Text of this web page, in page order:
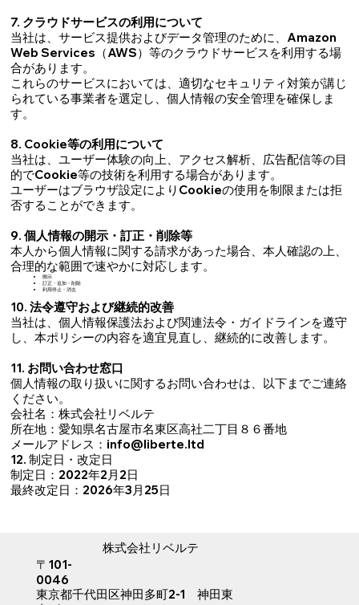
7. クラウドサービスの利用について
当社は、サービス提供およびデータ管理のために、Amazon
Web Services（AWS）等のクラウドサービスを利用する場
合があります。
これらのサービスにおいては、適切なセキュリティ対策が講じ
られている事業者を選定し、個人情報の安全管理を確保しま
す。
8. Cookie等の利用について
当社は、ユーザー体験の向上、アクセス解析、広告配信等の目
的でCookie等の技術を利用する場合があります。
ユーザーはブラウザ設定によりCookieの使用を制限または拒
否することができます。
9. 個人情報の開示・訂正・削除等
本人から個人情報に関する請求があった場合、本人確認の上、
合理的な範囲で速やかに対応します。
開示
訂正・追加・削除
利用停止・消去
10. 法令遵守および継続的改善
当社は、個人情報保護法および関連法令・ガイドラインを遵守
し、本ポリシーの内容を適宜見直し、継続的に改善します。
11. お問い合わせ窓口
個人情報の取り扱いに関するお問い合わせは、以下までご連絡
ください。
会社名：株式会社リベルテ
所在地：愛知県名古屋市名東区高社二丁目８６番地
メールアドレス：info@liberte.ltd
12. 制定日・改定日
制定日：2022年2月2日
最終改定日：2026年3月25日
株式会社リベルテ
〒101-
0046
東京都千代田区神田多町2-1 神田東